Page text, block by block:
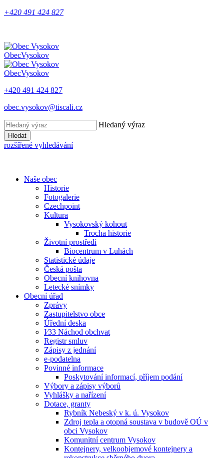
+420 491 424 827
ObecVysokov
ObecVysokov
+420 491 424 827
obec.vysokov@tiscali.cz
Hledaný výraz
Hledat
rozšířené vyhledávání
Naše obec
Historie
Fotogalerie
Czechpoint
Kultura
Vysokovský kohout
Trocha historie
Životní prostředí
Biocentrum v Luhách
Statistické údaje
Česká pošta
Obecní knihovna
Letecké snímky
Obecní úřad
Zprávy
Zastupitelstvo obce
Úřední deska
I⁄33 Náchod obchvat
Registr smluv
Zápisy z jednání
e-podatelna
Povinné informace
Poskytování informací, příjem podání
Výbory a zápisy výborů
Vyhlášky a nařízení
Dotace, granty
Rybník Nebeský v k. ú. Vysokov
Zdroj tepla a otopná soustava v budově OÚ v
obci Vysokov
Komunitní centrum Vysokov
Kontejnery, velkoobjemové kontejnery a